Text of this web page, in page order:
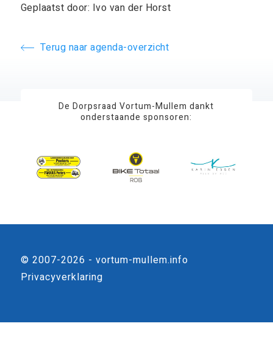
Geplaatst door: Ivo van der Horst
Terug naar agenda-overzicht
De Dorpsraad Vortum-Mullem dankt
onderstaande sponsoren:
© 2007-2026 - vortum-mullem.info
Privacyverklaring